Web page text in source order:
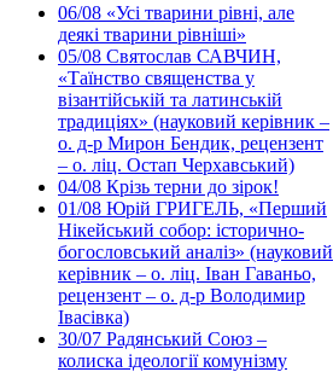
06/08 «Усі тварини рівні, але
деякі тварини рівніші»
05/08 Святослав САВЧИН,
«Таїнство священства у
візантійській та латинській
традиціях» (науковий керівник –
о. д-р Мирон Бендик, рецензент
– о. ліц. Остап Черхавський)
04/08 Крізь терни до зірок!
01/08 Юрій ГРИГЕЛЬ, «Перший
Нікейський собор: історично-
богословський аналіз» (науковий
керівник – о. ліц. Іван Гаваньо,
рецензент – о. д-р Володимир
Івасівка)
30/07 Радянський Союз –
колиска ідеології комунізму